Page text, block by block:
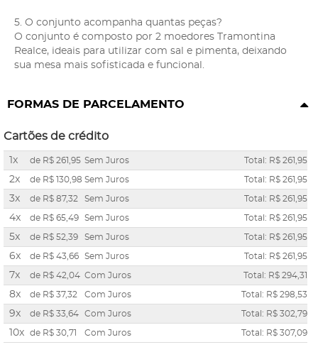
5. O conjunto acompanha quantas peças?
O conjunto é composto por 2 moedores Tramontina
Realce, ideais para utilizar com sal e pimenta, deixando
sua mesa mais sofisticada e funcional.
FORMAS DE PARCELAMENTO
Cartões de crédito
1x de R$ 261,95 Sem Juros Total: R$ 261,95
2x de R$ 130,98 Sem Juros Total: R$ 261,95
3x de R$ 87,32 Sem Juros Total: R$ 261,95
4x de R$ 65,49 Sem Juros Total: R$ 261,95
5x de R$ 52,39 Sem Juros Total: R$ 261,95
6x de R$ 43,66 Sem Juros Total: R$ 261,95
7x de R$ 42,04 Com Juros Total: R$ 294,31
8x de R$ 37,32 Com Juros Total: R$ 298,53
9x de R$ 33,64 Com Juros Total: R$ 302,79
10x de R$ 30,71 Com Juros Total: R$ 307,09